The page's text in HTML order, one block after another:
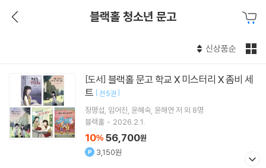
블랙홀 청소년 문고
신상품순
[도서]
트 [ 전 5권 ]
정명섭 임어진 윤혜숙 윤해연 저 외 8명
블랙홀
2026.2.1.
10% 56,700원
3,150원